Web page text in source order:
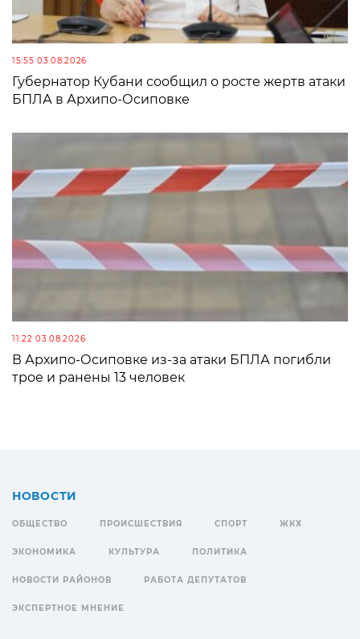
15:55 03.08.2026
Губернатор Кубани сообщил о росте жертв атаки
БПЛА в Архипо-Осиповке
11:22 03.08.2026
В Архипо-Осиповке из-за атаки БПЛА погибли
трое и ранены 13 человек
НОВОСТИ
ОБЩЕСТВО ПРОИСШЕСТВИЯ СПОРТ ЖКХ
ЭКОНОМИКА КУЛЬТУРА ПОЛИТИКА
НОВОСТИ РАЙОНОВ РАБОТА ДЕПУТАТОВ
ЭКСПЕРТНОЕ МНЕНИЕ